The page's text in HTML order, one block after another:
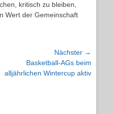
kritisch zu bleiben,
Wert der Gemeinschaft
Nächster →
Nächster
Beitrag:
Basketball-AGs beim
alljährlichen Wintercup aktiv